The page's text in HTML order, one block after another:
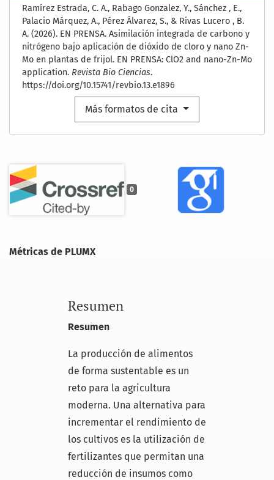
Ramírez Estrada, C. A., Rabago Gonzalez, Y., Sánchez , E.,
Palacio Márquez, A., Pérez Álvarez, S., & Rivas Lucero , B.
A. (2026). EN PRENSA. Asimilación integrada de carbono y
nitrógeno bajo aplicación de dióxido de cloro y nano Zn-
Mo en plantas de frijol. EN PRENSA: ClO2 and nano-Zn-Mo
application. Revista Bio Ciencias.
https://doi.org/10.15741/revbio.13.e1896
Más formatos de cita
0
Métricas de PLUMX
Resumen
Resumen
La producción de alimentos
de forma sustentable es un
reto para la agricultura
moderna. Una alternativa para
incrementar el rendimiento de
los cultivos es la utilización de
fertilizantes que permitan una
reducción de insumos como